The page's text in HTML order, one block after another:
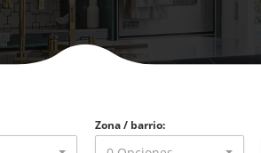
Zona / barrio: